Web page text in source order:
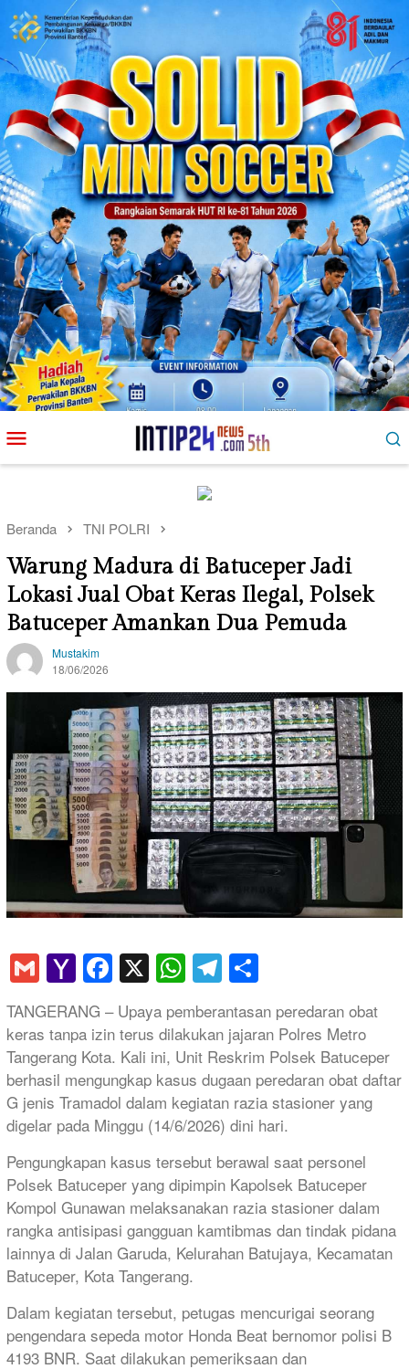
ke
kontenMobile
Beranda TNI POLRI
Warung Madura di Batuceper Jadi
Lokasi Jual Obat Keras Ilegal, Polsek
Batuceper Amankan Dua Pemuda
Mustakim
18/06/2026
GmailYahoo
Mail
Facebook
X WhatsApp
Telegram
TANGERANG – Upaya pemberantasan peredaran obat
keras tanpa izin terus dilakukan jajaran Polres Metro
Tangerang Kota. Kali ini, Unit Reskrim Polsek Batuceper
berhasil mengungkap kasus dugaan peredaran obat daftar
G jenis Tramadol dalam kegiatan razia stasioner yang
digelar pada Minggu (14/6/2026) dini hari.
Pengungkapan kasus tersebut berawal saat personel
Polsek Batuceper yang dipimpin Kapolsek Batuceper
Kompol Gunawan melaksanakan razia stasioner dalam
rangka antisipasi gangguan kamtibmas dan tindak pidana
lainnya di Jalan Garuda, Kelurahan Batujaya, Kecamatan
Batuceper, Kota Tangerang.
Dalam kegiatan tersebut, petugas mencurigai seorang
pengendara sepeda motor Honda Beat bernomor polisi B
4193 BNR. Saat dilakukan pemeriksaan dan